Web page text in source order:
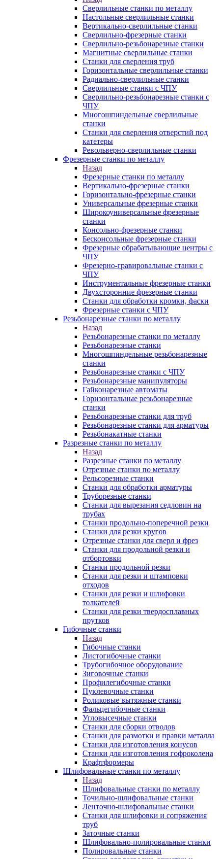
Сверлильные станки по металлу
Настольные сверлильные станки
Вертикально-сверлильные станки
Сверлильно-фрезерные станки
Сверлильно-резьбонарезные станки
Магнитные сверлильные станки
Станки для сверления труб
Горизонтальные сверлильные станки
Радиально-сверлильные станки
Сверлильные станки с ЧПУ
Сверлильно-резьбонарезные станки с
ЧПУ
Многошпиндельные сверлильные
станки
Станки для сверления отверстий под
катетеры
Револьверно-сверлильные станки
Фрезерные станки по металлу
Назад
Фрезерные станки по металлу
Вертикально-фрезерные станки
Горизонтально-фрезерные станки
Универсальные фрезерные станки
Широкоуниверсальные фрезерные
станки
Консольно-фрезерные станки
Бесконсольные фрезерные станки
Фрезерные обрабатывающие центры с
ЧПУ
Фрезерно-гравировальные станки с
ЧПУ
Инструментальные фрезерные станки
Двухсторонние фрезерные станки
Станки для обработки кромки, фаски
Фрезерные станки с ЧПУ
Резьбонарезные станки по металлу
Назад
Резьбонарезные станки по металлу
Резьбонарезные станки
Многошпиндельные резьбонарезные
станки
Резьбонарезные станки с ЧПУ
Резьбонарезные манипуляторы
Гайконарезные автоматы
Горизонтальные резьбонарезные
станки
Резьбонарезные станки для труб
Резьбонарезные станки для арматуры
Резьбонакатные станки
Разрезные станки по металлу
Назад
Разрезные станки по металлу
Отрезные станки по металлу
Рельсорезные станки
Станки для обработки арматуры
Труборезные станки
Станки для вырезания седловин на
трубаx
Станки продольно-поперечной резки
Станки для резки кругов
Отрезные станки для сверл и фрез
Станки для продольной резки и
отбортовки
Станки продольной резки
Станки для резки и штамповки
отходов
Станки для резки и шлифовки
толкателей
Станки для резки твердосплавных
прутков
Гибочные станки
Назад
Гибочные станки
Листогибочные станки
Трубогибочное оборудование
Зиговочные станки
Профилегибочные станки
Пуклевочные станки
Роликовые вытяжные станки
Фальцегибочные станки
Угловысечные станки
Станки для сборки отводов
Станки для размотки и правки металла
Станки для изготовления конусов
Станки для изготовления гофроколена
Крафтформеры
Шлифовальные станки по металлу
Назад
Шлифовальные станки по металлу
Точильно-шлифовальные станки
Ленточно-шлифовальные станки
Станки для шлифовки и сопряжения
труб
Заточные станки
Шлифовально-полировальные станки
Полировальные станки